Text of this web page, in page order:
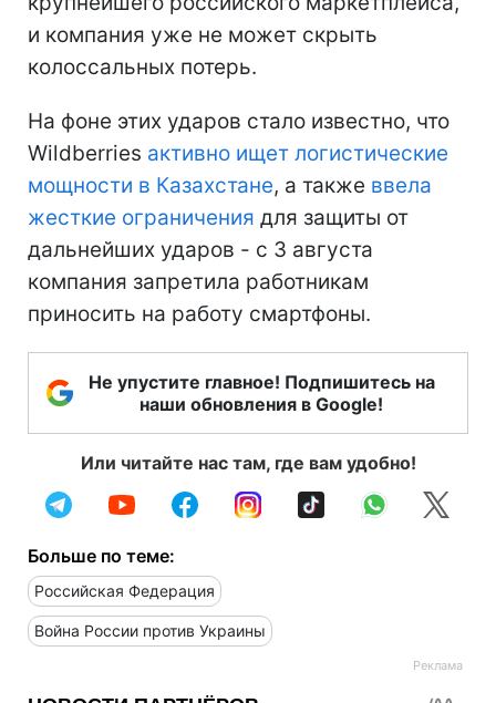
и компания уже не может скрыть
колоссальных потерь.
На фоне этих ударов стало известно, что
Wildberries активно ищет логистические
мощности в Казахстане, а также ввела
жесткие ограничения для защиты от
дальнейших ударов - с 3 августа
компания запретила работникам
приносить на работу смартфоны.
Не упустите главное! Подпишитесь на
наши обновления в Google!
Или читайте нас там, где вам удобно!
Больше по теме:
Российская Федерация
Война России против Украины